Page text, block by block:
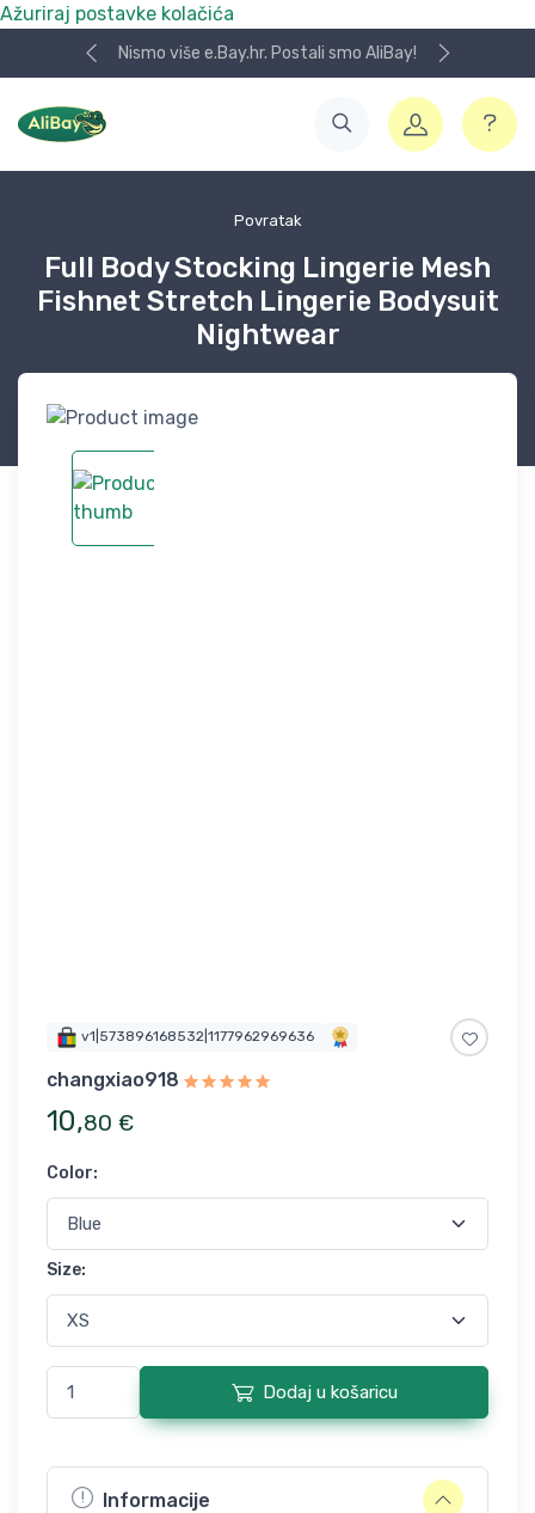
Ažuriraj postavke kolačića
Nismo više e.Bay.hr. Postali smo AliBay!
Povratak
Full Body Stocking Lingerie Mesh
Fishnet Stretch Lingerie Bodysuit
Nightwear
v1|573896168532|1177962969636
changxiao918
10,80 €
Color:
Size:
Dodaj u košaricu
Informacije